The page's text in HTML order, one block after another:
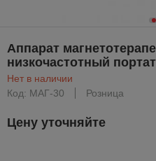
Аппарат
низкочастотный
Нет в наличии
Код: МАГ-30
Розница
Цену уточняйте